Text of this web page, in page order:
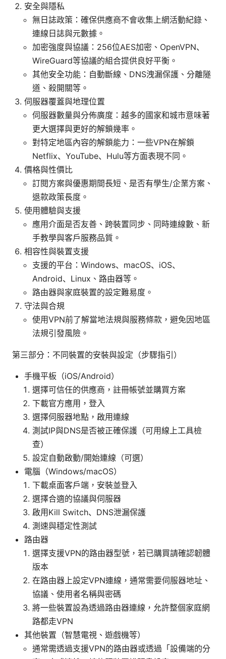
安全與隱私
無日誌政策：確保供應商不會收集上網活動紀錄、
連線日誌與元數據。
加密強度與協議：256位AES加密、OpenVPN、
WireGuard等協議的組合提供良好平衡。
其他安全功能：自動斷線、DNS洩漏保護、分離隧
道、殺開關等。
伺服器覆蓋與地理位置
伺服器數量與分佈廣度：越多的國家和城市意味著
更大選擇與更好的解鎖幾率。
對特定地區內容的解鎖能力：一些VPN在解鎖
Netflix、YouTube、Hulu等方面表現不同。
價格與性價比
訂閱方案與優惠期間長短、是否有學生/企業方案、
退款政策長度。
使用體驗與支援
應用介面是否友善、跨裝置同步、同時連線數、新
手教學與客戶服務品質。
相容性與裝置支援
支援的平台：Windows、macOS、iOS、
Android、Linux、路由器等。
路由器與家庭裝置的設定難易度。
守法與合規
使用VPN前了解當地法規與服務條款，避免因地區
法規引發風險。
第三部分：不同裝置的安裝與設定（步驟指引）
手機平板（iOS/Android）
選擇可信任的供應商，註冊帳號並購買方案
下載官方應用，登入
選擇伺服器地點，啟用連線
測試IP與DNS是否被正確保護（可用線上工具檢
查）
設定自動啟動/開始連線（可選）
電腦（Windows/macOS）
下載桌面客戶端，安裝並登入
選擇合適的協議與伺服器
啟用Kill Switch、DNS泄漏保護
測速與穩定性測試
路由器
選擇支援VPN的路由器型號，若已購買請確認韌體
版本
在路由器上設定VPN連線，通常需要伺服器地址、
協議、使用者名稱與密碼
將一些裝置設為透過路由器連線，允許整個家庭網
路都走VPN
其他裝置（智慧電視、遊戲機等）
通常需透過支援VPN的路由器或透過「設備端的分